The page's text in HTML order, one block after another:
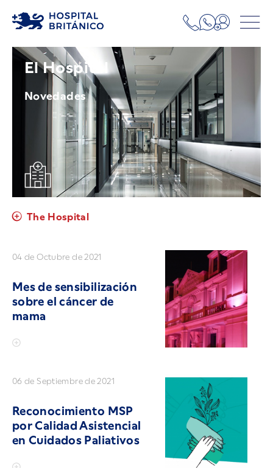
El Hospital
Novedades
The Hospital
04 de Octubre de 2021
Mes de sensibilización
sobre el cáncer de
mama
06 de Septiembre de 2021
Reconocimiento MSP
por Calidad Asistencial
en Cuidados Paliativos